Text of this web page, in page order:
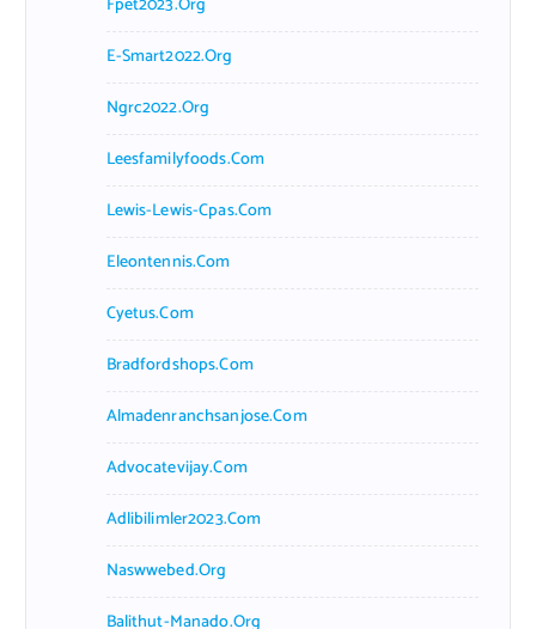
E-Smart2022.org
Ngrc2022.org
Leesfamilyfoods.com
Lewis-Lewis-Cpas.com
Eleontennis.com
Cyetus.com
Bradfordshops.com
Almadenranchsanjose.com
Advocatevijay.com
Adlibilimler2023.com
Naswwebed.org
Balithut-Manado.org